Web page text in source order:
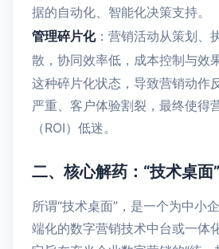
据的自动化、智能化决策支持。
管理碎片化：营销活动从策划、
散，协同效率低，成本控制与效
这种碎片化状态，导致营销动作
严重、客户体验割裂，最终使得
（ROI）低迷。
二、核心解药：“技术桌面
所谓“技术桌面”，是一个为中小
端化的数字营销技术中台或一体